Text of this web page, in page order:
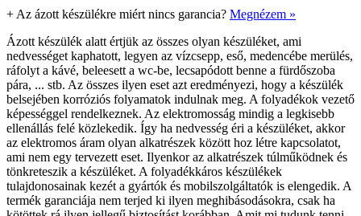
+ Az ázott készülékre miért nincs garancia? Megnézem »
Ázott készülék alatt értjük az összes olyan készüléket, ami
nedvességet kaphatott, legyen az vízcsepp, eső, medencébe merülés,
ráfolyt a kávé, beleesett a wc-be, lecsapódott benne a fürdőszoba
pára, ... stb. Az összes ilyen eset azt eredményezi, hogy a készülék
belsejében korróziós folyamatok indulnak meg. A folyadékok vezető
képességgel rendelkeznek. Az elektromosság mindig a legkisebb
ellenállás felé közlekedik. Így ha nedvesség éri a készüléket, akkor
az elektromos áram olyan alkatrészek között hoz létre kapcsolatot,
ami nem egy tervezett eset. Ilyenkor az alkatrészek túlműködnek és
tönkreteszik a készüléket. A folyadékkáros készülékek
tulajdonosainak kezét a gyártók és mobilszolgáltatók is elengedik. A
termék garanciája nem terjed ki ilyen meghibásodásokra, csak ha